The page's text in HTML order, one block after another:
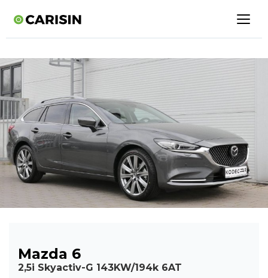
Mazda 6
2,5i Skyactiv-G 143KW/194k 6AT